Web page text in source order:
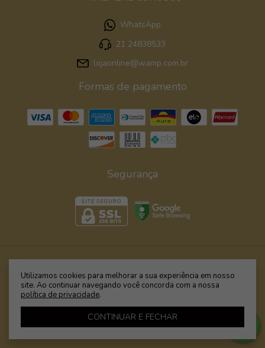
Utilizamos cookies para melhorar a sua experiência em nosso
site. Ao continuar navegando você concorda com a nossa
política de privacidade.
CONTINUAR E FECHAR
WhatsApp
21 24838533
lojaonline@wamp.com.br
Formas de pagamento
Segurança
Wamp - Biquínis, Maiôs e Bodies com Estampas Exclusivas
©2026. WAMP BIQUÍNIS & FITNESS - 09599394000110. Todos os direitos